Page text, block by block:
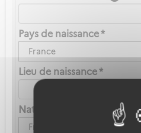
Pays de naissance *
France
Lieu de naissance *
Nationalité *
Française